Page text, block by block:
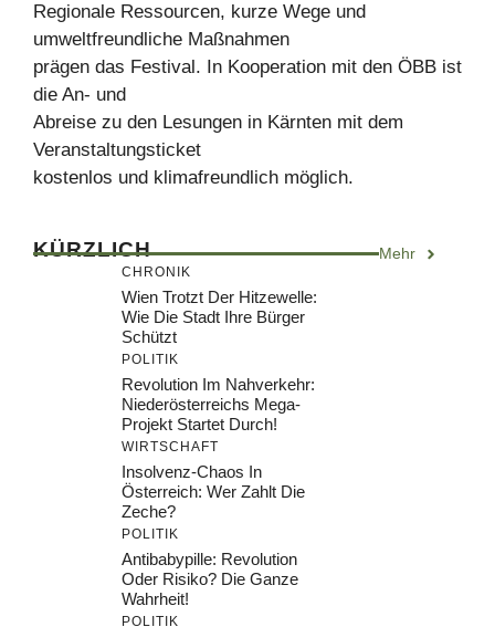
Regionale Ressourcen, kurze Wege und
umweltfreundliche Maßnahmen
prägen das Festival. In Kooperation mit den ÖBB ist
die An- und
Abreise zu den Lesungen in Kärnten mit dem
Veranstaltungsticket
kostenlos und klimafreundlich möglich.
KÜRZLICH Mehr
CHRONIK
Wien Trotzt Der Hitzewelle:
Wie Die Stadt Ihre Bürger
Schützt
POLITIK
Revolution Im Nahverkehr:
Niederösterreichs Mega-
Projekt Startet Durch!
WIRTSCHAFT
Insolvenz-Chaos In
Österreich: Wer Zahlt Die
Zeche?
POLITIK
Antibabypille: Revolution
Oder Risiko? Die Ganze
Wahrheit!
POLITIK